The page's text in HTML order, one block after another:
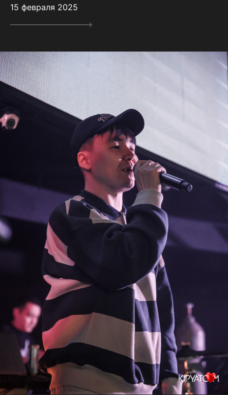
15 февраля 2025